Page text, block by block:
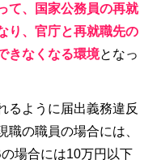
て、国家公務員の再就
り、官庁と再就職先の
きなくなる環境となっ
るように届出義務違反
の職員の場合には、
場合には10万円以下